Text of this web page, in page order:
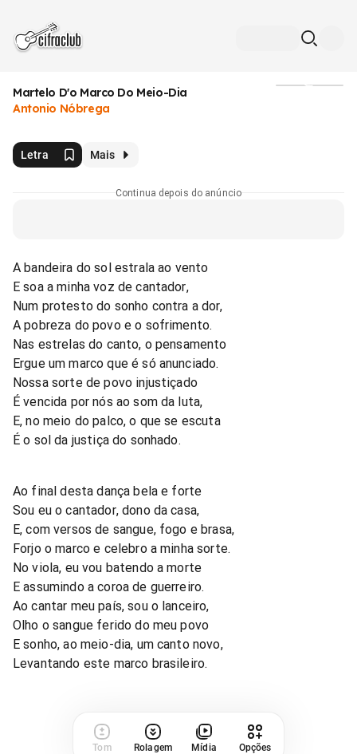
Martelo D'o Marco Do Meio-Dia
Antonio Nóbrega
Letra Mais
Continua depois do anúncio
A bandeira do sol estrala ao vento
E soa a minha voz de cantador,
Num protesto do sonho contra a dor,
A pobreza do povo e o sofrimento.
Nas estrelas do canto, o pensamento
Ergue um marco que é só anunciado.
Nossa sorte de povo injustiçado
É vencida por nós ao som da luta,
E, no meio do palco, o que se escuta
É o sol da justiça do sonhado.
Ao final desta dança bela e forte
Sou eu o cantador, dono da casa,
E, com versos de sangue, fogo e brasa,
Forjo o marco e celebro a minha sorte.
No viola, eu vou batendo a morte
E assumindo a coroa de guerreiro.
Ao cantar meu país, sou o lanceiro,
Olho o sangue ferido do meu povo
E sonho, ao meio-dia, um canto novo,
Levantando este marco brasileiro.
Tom Rolagem Mídia Opções